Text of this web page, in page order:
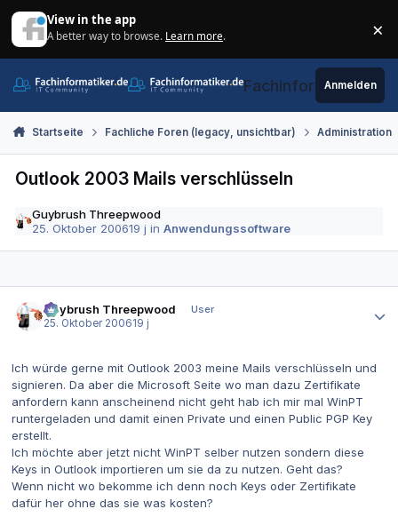
View in the app
A better way to browse. Learn more. ×
Fachinformatiker.de
Anmelden
Startseite Fachliche Foren (legacy, unsichtbar) Administration
Outlook 2003 Mails verschlüsseln
Guybrush Threepwood
25. Oktober 200619 j inAnwendungssoftware
Guybrush Threepwood
User
25. Oktober 200619 j
Ich würde gerne mit Outlook 2003 meine Mails verschlüsseln und
signieren. Da aber die Microsoft Seite wo man dazu Zertifikate
anfordern kann anscheinend nicht geht hab ich mir mal WinPT
runtergeladen und damit einen Private und einen Public PGP Key
erstellt.
Ich möchte aber jetzt nicht WinPT selber nutzen sondern diese
Keys in Outlook importieren um sie da zu nutzen. Geht das?
Wenn nicht wo bekomme ich denn noch Keys oder Zertifikate
dafür her ohne das sie was kosten?